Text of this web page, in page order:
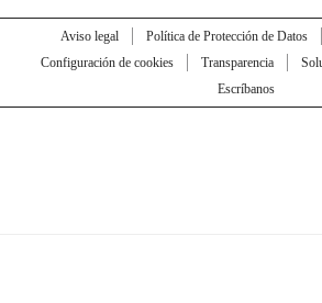
Aviso legal Política de Protección de Datos
Configuración de cookies
Transparencia
Escríbanos